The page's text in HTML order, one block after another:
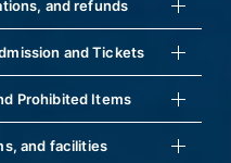
and refunds
and Tickets
Prohibited Items
and facilities